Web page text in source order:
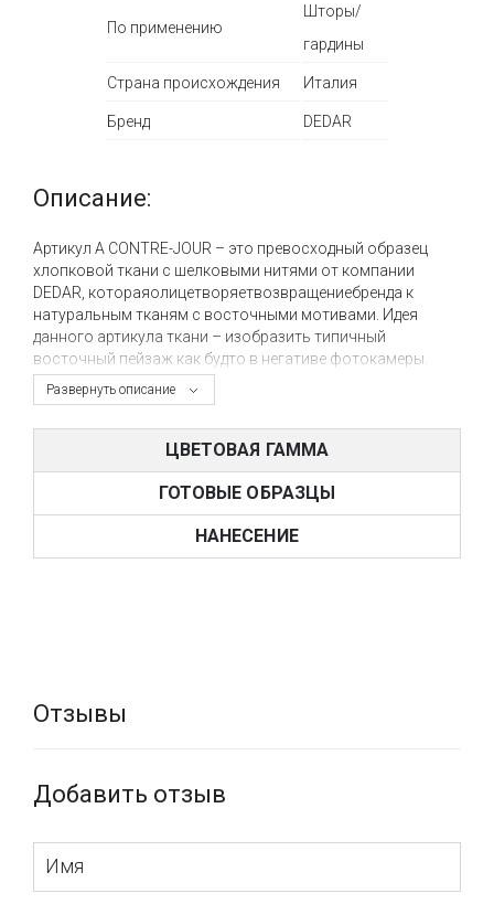
По применению
Шторы/
гардины
Страна происхождения Италия
Бренд DEDAR
Развернуть описание
Описание:
Артикул A CONTRE-JOUR – это превосходный образец
хлопковой ткани с шелковыми нитями от компании
DEDAR, котораяолицетворяетвозвращениебренда к
натуральным тканям с восточными мотивами. Идея
данного артикула ткани – изобразить типичный
восточный пейзаж как будто в негативе фотокамеры.
Эта жаккардовая ткань включает в себя шелковые нити
Ткань A CONTRE-JOU отDedarпредставлена в 7 различных
цветах и может использоваться для штор и обивки в
Купить ткани Dedarонлайн через интернет-магазин
ЦВЕТОВАЯ ГАММА
ГОТОВЫЕ ОБРАЗЦЫ
НАНЕСЕНИЕ
Отзывы
Добавить отзыв